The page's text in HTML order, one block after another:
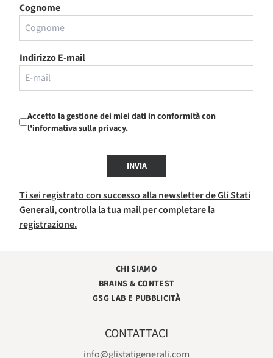
Cognome
Indirizzo E-mail
Accetto la gestione dei miei dati in conformità con
l'informativa sulla privacy.
INVIA
Ti sei registrato con successo alla newsletter de Gli Stati
Generali, controlla la tua mail per completare la
registrazione.
CHI SIAMO
BRAINS & CONTEST
GSG LAB E PUBBLICITÀ
CONTATTACI
info@glistatigenerali.com